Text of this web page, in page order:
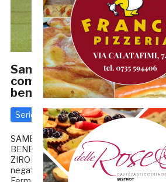
Samb-Fano 2-2, LE
combina un’altra,
bene
Serie C 8 Febbraio 2021 diRedazione
SAMB-FANO 2-2, LA CRONACA
BENE UNA» SERAFINO: «CI
ZIRONELLI» NOBILE 5
negativo per il portiere napoletano, che